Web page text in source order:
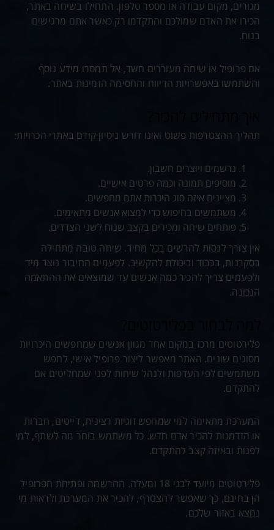
מגורים, מקום עבודה או מספר טלפון. התחילו בשיחה באתר,
הכירו את האדם שמולכם והתקדמו רק כאשר אתם מרגישים
בנוח.
אם פרופיל או שיחה מעוררים חשד, אל תמסרו מידע נוסף
והשתמשו באפשרויות הדיווח והחסימה הזמינות באתר.
תהליך ההצטרפות פשוט ואינו דורש ניסיון קודם באתרי הכרויות:
נרשמים ויוצרים חשבון.
מוסיפים תמונה וכמה פרטים אישיים.
מציינים איזה סוג היכרות אתם מחפשים.
משתמשים בחיפוש כדי למצוא אנשים מתאימים.
פותחים שיחה ומכירים בקצב שנוח לשני הצדדים.
אין צורך לנסות להרשים בכל מחיר. שיחה טובה מתחילה
בסקרנות, בכבוד וביכולת להקשיב. לפעמים החיבור נוצר מיד
ולפעמים צריך להכיר כמה אנשים עד שמוצאים את ההתאמה
הנכונה.
פלירטוטים מרכז במקום אחד מגוון אנשים שמחפשים היכרויות
מסוגים שונים. האתר מאפשר ליצור פרופיל אישי, לחפש
משתמשים לפי העדפות ולנהל שיחות לפני שמחליטים אם
להתקדם.
המערכת מתאימה למי שמחפש זוגיות רצינית, דייטים, חברות
או הזדמנות להכיר אדם חדש. כל משתמש בוחר מה לשתף, למי
לפנות ובאיזה קצב להתקדם.
פלירטוטים מיועד לבני 18 ומעלה. ההרשמה ופתיחת הפרופיל
הן בחינם, כך שאפשר להצטרף, להכיר את המערכת ולראות מי
נמצא באזור שלכם.